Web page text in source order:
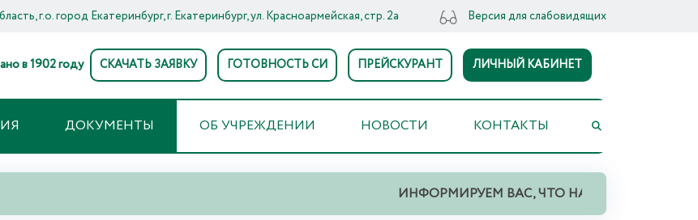
г.о. город Екатеринбург, г. Екатеринбург, ул. Красноармейская, стр. 2а Версия для слабовидящих
в 1902 году СКАЧАТЬ ЗАЯВКУ ГОТОВНОСТЬ СИ ПРЕЙСКУРАНТ ЛИЧНЫЙ КАБИНЕТ
ДОКУМЕНТЫ ОБ УЧРЕЖДЕНИИ НОВОСТИ КОНТАКТЫ
ИНФОРМИРУЕМ ВАС, ЧТО НА ТЕРРИТОРИИ